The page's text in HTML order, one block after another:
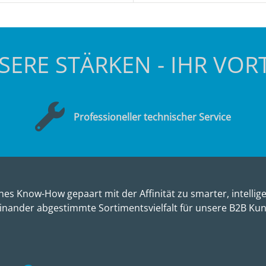
STÄRKEN - IHR
Professioneller technischer Service
Know-How gepaart mit der Affinität zu smarter,
abgestimmte Sortimentsvielfalt für unsere B2B